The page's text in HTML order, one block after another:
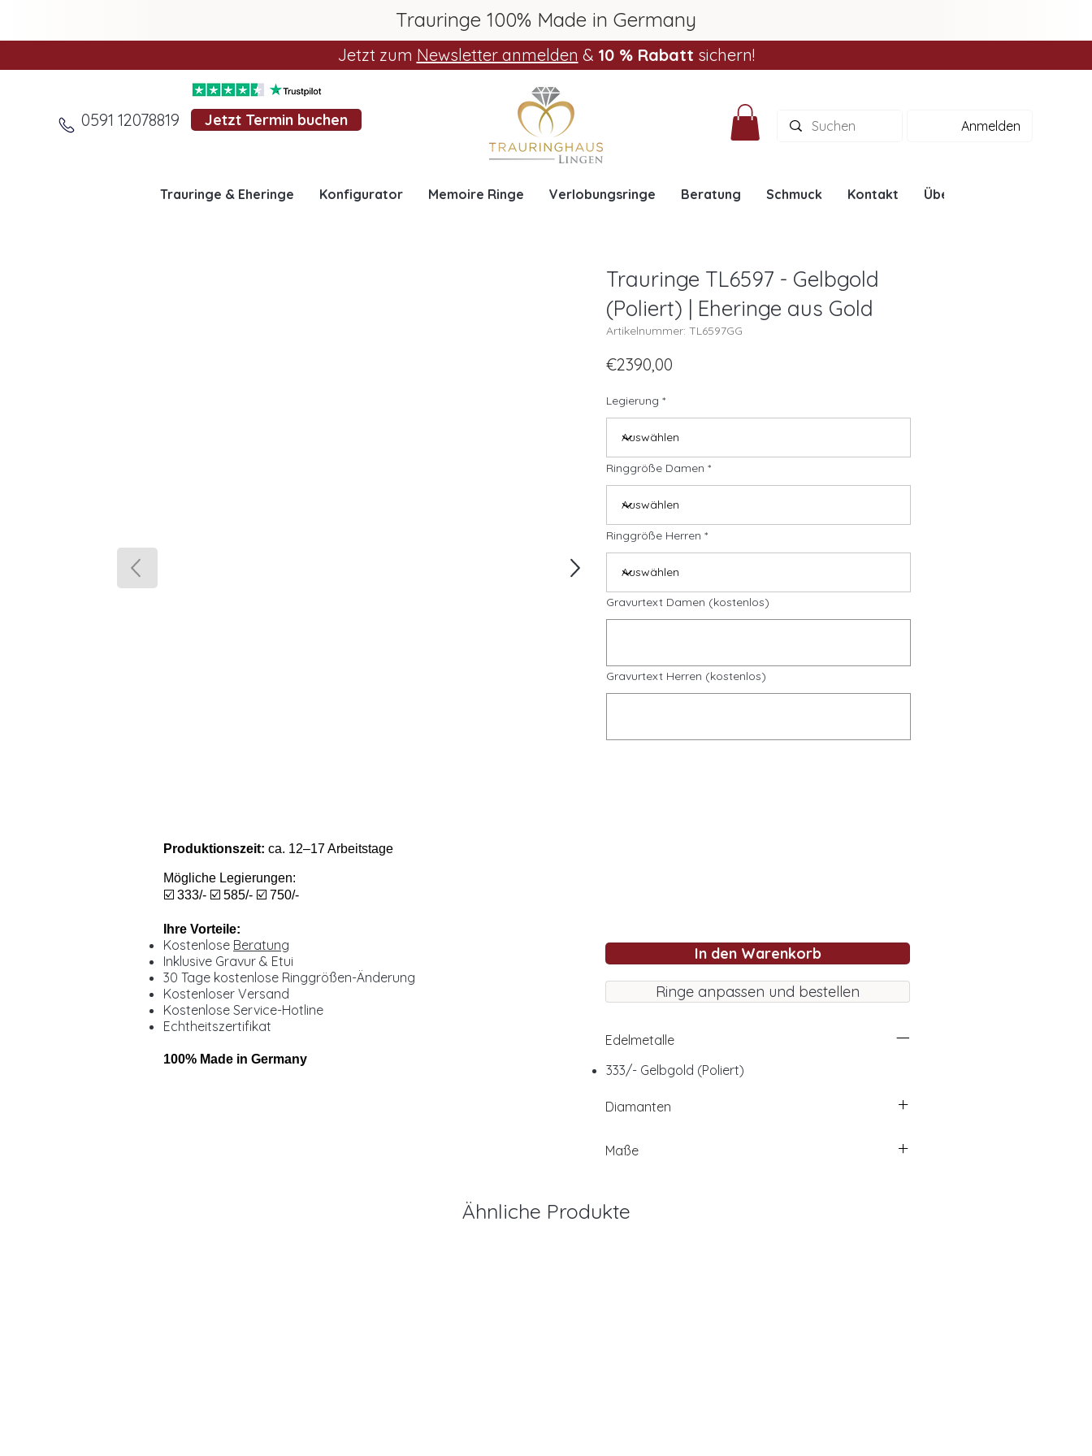
Trauringe 100% Made in Germany
Jetzt zum Newsletter anmelden & 10 % Rabatt sichern!
0591 12078819 Jetzt Termin buchen Anmelden
Trauringe & Eheringe Konfigurator Memoire Ringe Verlobungsringe Beratung Schmuck Kontakt Über uns
Produktionszeit: ca. 12–17 Arbeitstage
Mögliche Legierungen:
☑️ 333/- ☑️ 585/- ☑️ 750/-
Ihre Vorteile:
Kostenlose Beratung
Inklusive Gravur & Etui
30 Tage kostenlose Ringgrößen-Änderung
Kostenloser Versand
Kostenlose Service-Hotline
Echtheitszertifikat
100% Made in Germany
Trauringe TL6597 - Gelbgold
(Poliert) | Eheringe aus Gold
Artikelnummer: TL6597GG
€2390,00
Legierung
Ringgröße Damen
Ringgröße Herren
Gravurtext Damen (kostenlos)
Gravurtext Herren (kostenlos)
In den Warenkorb
Ringe anpassen und bestellen
Edelmetalle
333/- Gelbgold (Poliert)
Diamanten
Maße
Ähnliche Produkte